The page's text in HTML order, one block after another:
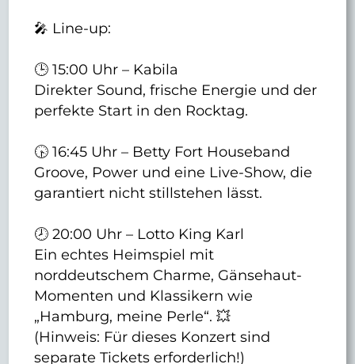
🎤 Line-up:
🕒 15:00 Uhr – Kabila
Direkter Sound, frische Energie und der
perfekte Start in den Rocktag.
🕟 16:45 Uhr – Betty Fort Houseband
Groove, Power und eine Live-Show, die
garantiert nicht stillstehen lässt.
🕗 20:00 Uhr – Lotto King Karl
Ein echtes Heimspiel mit
norddeutschem Charme, Gänsehaut-
Momenten und Klassikern wie
„Hamburg, meine Perle“. 💥
(Hinweis: Für dieses Konzert sind
separate Tickets erforderlich!)